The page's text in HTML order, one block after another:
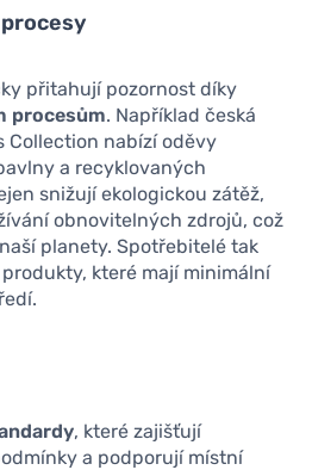
přitahují pozornost díky
procesům. Například česká
Collection nabízí oděvy
a recyklovaných
snižují ekologickou zátěž,
obnovitelných zdrojů, což
planety. Spotřebitelé tak
které mají minimální
, které zajišťují
a podporují místní